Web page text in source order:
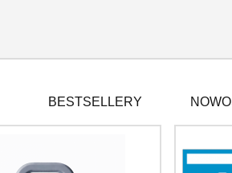
BESTSELLERY